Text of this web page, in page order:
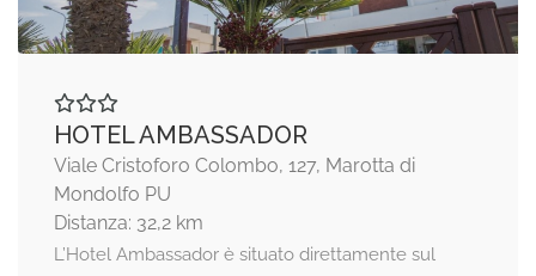
HOTEL AMBASSADOR
Viale Cristoforo Colombo, 127, Marotta di
Mondolfo PU
Distanza: 32,2 km
L’Hotel Ambassador è situato direttamente sul